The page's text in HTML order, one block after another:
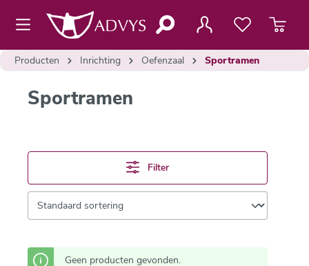
hoofdinhoud
Producten Inrichting Oefenzaal Sportramen
Sportramen
Filter
Geen producten gevonden.